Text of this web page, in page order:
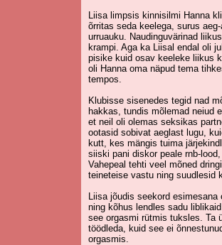
Liisa limpsis kinnisilmi Hanna
õrritas seda keelega, surus
urruauku. Naudinguvärinad
krampi. Aga ka Liisal endal oli
pisike kuid osav keeleke liikus
oli Hanna oma näpud tema
tempos.
Klubisse sisenedes tegid nad
hakkas, tundis mõlemad neiud
et neil oli olemas seksikas
ootasid sobivat aeglast lugu,
kutt, kes mängis tuima
siiski pani diskor peale rnb-
Vahepeal tehti veel mõned
teineteise vastu ning suudlesid
Liisa jõudis seekord
ning kõhus lendles sadu
see orgasmi rütmis tuksles. Ta
töödleda, kuid see ei
orgasmis.